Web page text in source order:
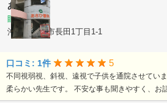
あさひ眼科
眼科
沖縄県那覇市長田1丁目1-1
口コミ: 1件 5
不同視弱視、斜視、遠視で子供を通院させてい
柔らかい先生です。 不安な事も聞きやすく、お